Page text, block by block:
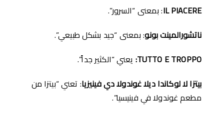
IL PIACERE: بمعنى “السرور”.
ناتشورالمينت بونو: بمعنى “جيد بشكل طبيعي”.
TUTTO E TROPPO: يعني “الكثير جداً”.
بيتزا لا لوكاندا ديلا غوندولا دي فينيزيا: تعني “بيتزا من
مطعم غوندولا في فينيسيا”.